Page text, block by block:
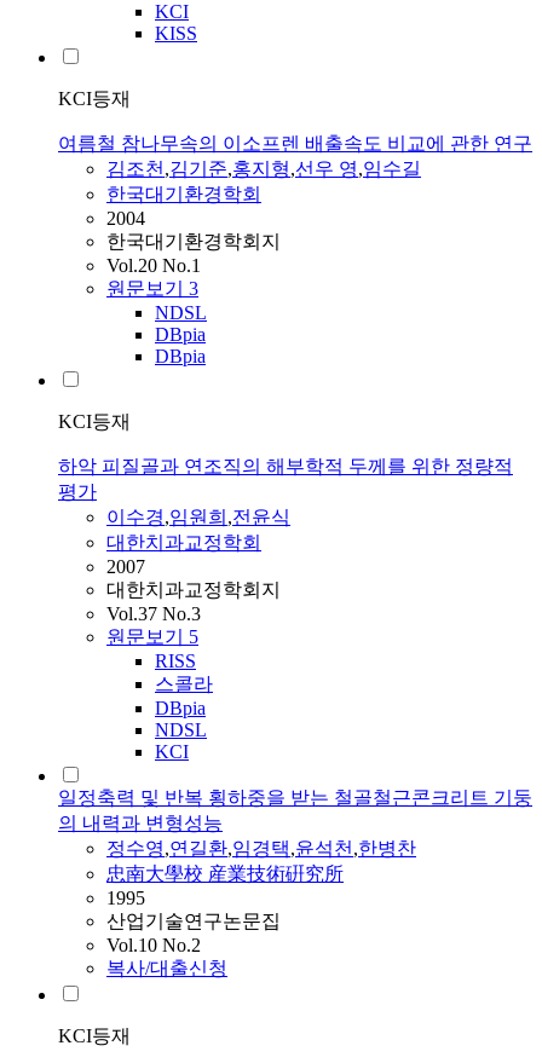
KCI
KISS
KCI등재
여름철 참나무속의 이소프렌 배출속도 비교에 관한 연구
김조천,김기준,홍지형,선우 영,임수길
한국대기환경학회
2004
한국대기환경학회지
Vol.20 No.1
원문보기 3
NDSL
DBpia
DBpia
KCI등재
하악 피질골과 연조직의 해부학적 두께를 위한 정량적
평가
이수경,임원희 ,전윤식
대한치과교정학회
2007
대한치과교정학회지
Vol.37 No.3
원문보기 5
RISS
스콜라
DBpia
NDSL
KCI
일정축력 및 반복 횡하중을 받는 철골철근콘크리트 기둥
의 내력과 변형성능
정수영,연길환,임경택,윤석천,한병찬
忠南大學校 産業技術硏究所
1995
산업기술연구논문집
Vol.10 No.2
복사/대출신청
KCI등재